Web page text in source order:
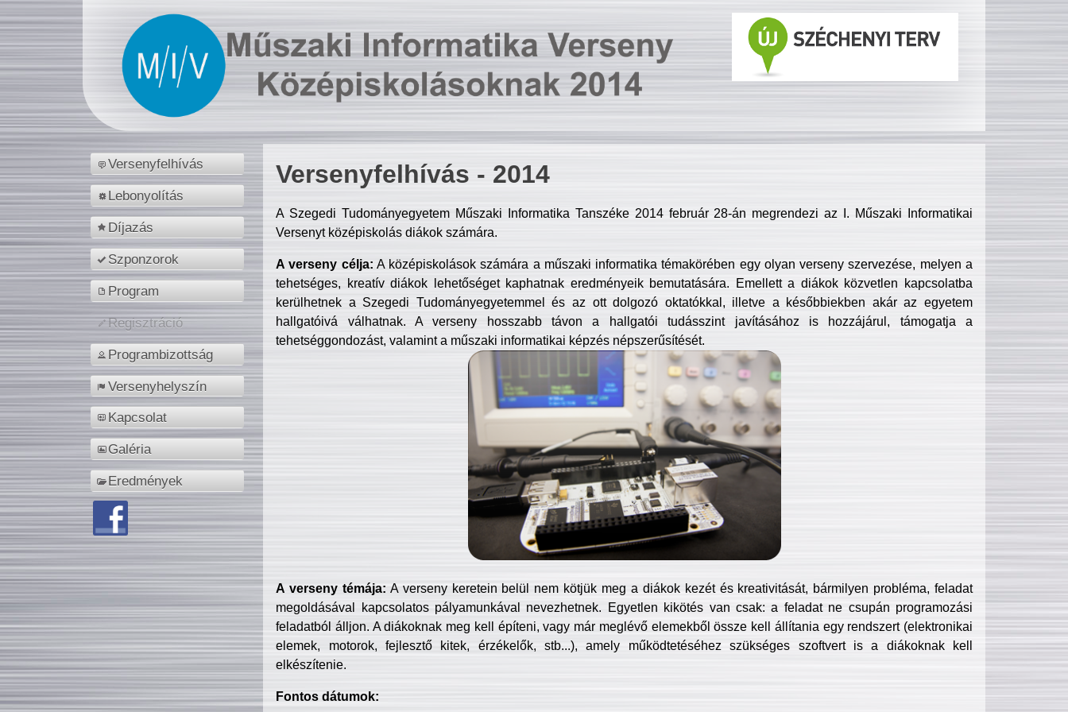
Versenyfelhívás
Lebonyolítás
Díjazás
Szponzorok
Program
Regisztráció
Programbizottság
Versenyhelyszín
Kapcsolat
Galéria
Eredmények
Versenyfelhívás - 2014
A Szegedi Tudományegyetem Műszaki Informatika Tanszéke 2014 február 28-án megrendezi az I. Műszaki Informatikai
Versenyt középiskolás diákok számára.
A verseny célja: A középiskolások számára a műszaki informatika témakörében egy olyan verseny szervezése, melyen a
tehetséges, kreatív diákok lehetőséget kaphatnak eredményeik bemutatására. Emellett a diákok közvetlen kapcsolatba
kerülhetnek a Szegedi Tudományegyetemmel és az ott dolgozó oktatókkal, illetve a későbbiekben akár az egyetem
hallgatóivá válhatnak. A verseny hosszabb távon a hallgatói tudásszint javításához is hozzájárul, támogatja a
tehetséggondozást, valamint a műszaki informatikai képzés népszerűsítését.
A verseny témája: A verseny keretein belül nem kötjük meg a diákok kezét és kreativitását, bármilyen probléma, feladat
megoldásával kapcsolatos pályamunkával nevezhetnek. Egyetlen kikötés van csak: a feladat ne csupán programozási
feladatból álljon. A diákoknak meg kell építeni, vagy már meglévő elemekből össze kell állítania egy rendszert (elektronikai
elemek, motorok, fejlesztő kitek, érzékelők, stb...), amely működtetéséhez szükséges szoftvert is a diákoknak kell
elkészítenie.
Fontos dátumok: